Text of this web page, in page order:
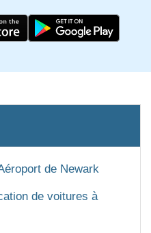
de Newark
de voitures à